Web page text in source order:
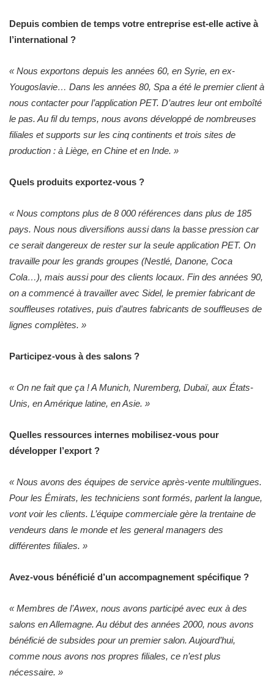
Depuis combien de temps votre entreprise est-elle active à
l’international ?
« Nous exportons depuis les années 60, en Syrie, en ex-
Yougoslavie… Dans les années 80, Spa a été le premier client à
nous contacter pour l’application PET. D’autres leur ont emboîté
le pas. Au fil du temps, nous avons développé de nombreuses
filiales et supports sur les cinq continents et trois sites de
production : à Liège, en Chine et en Inde. »
Quels produits exportez-vous ?
« Nous comptons plus de 8 000 références dans plus de 185
pays. Nous nous diversifions aussi dans la basse pression car
ce serait dangereux de rester sur la seule application PET. On
travaille pour les grands groupes (Nestlé, Danone, Coca
Cola…), mais aussi pour des clients locaux. Fin des années 90,
on a commencé à travailler avec Sidel, le premier fabricant de
souffleuses rotatives, puis d’autres fabricants de souffleuses de
lignes complètes. »
Participez-vous à des salons ?
« On ne fait que ça ! A Munich, Nuremberg, Dubaï, aux États-
Unis, en Amérique latine, en Asie. »
Quelles ressources internes mobilisez-vous pour
développer l’export ?
« Nous avons des équipes de service après-vente multilingues.
Pour les Émirats, les techniciens sont formés, parlent la langue,
vont voir les clients. L’équipe commerciale gère la trentaine de
vendeurs dans le monde et les general managers des
différentes filiales. »
Avez-vous bénéficié d’un accompagnement spécifique ?
« Membres de l’Awex, nous avons participé avec eux à des
salons en Allemagne. Au début des années 2000, nous avons
bénéficié de subsides pour un premier salon. Aujourd’hui,
comme nous avons nos propres filiales, ce n’est plus
nécessaire. »